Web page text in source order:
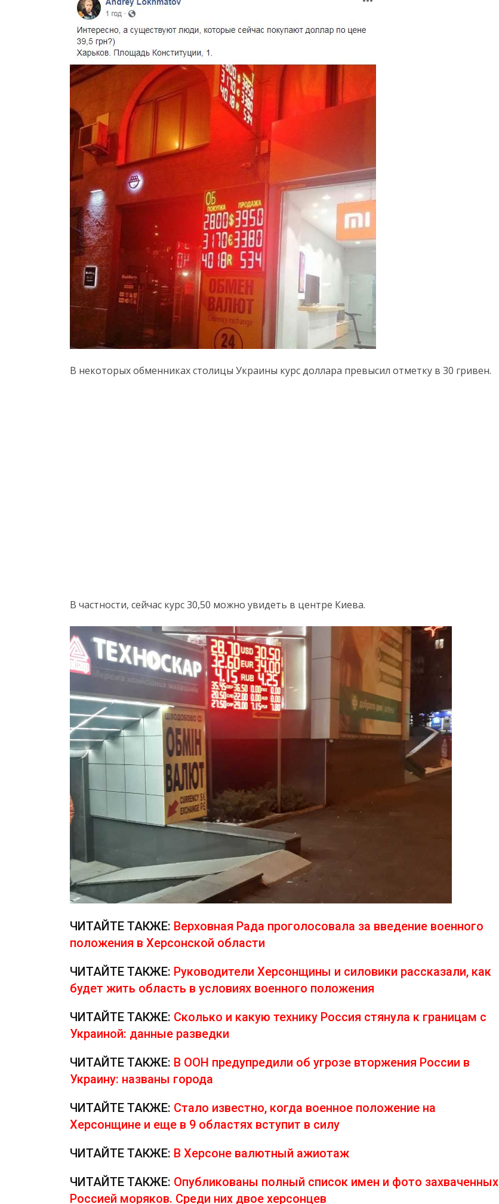
В некоторых обменниках столицы Украины курс доллара превысил отметку в 30 гривен.
В частности, сейчас курс 30,50 можно увидеть в центре Киева.
ЧИТАЙТЕ ТАКЖЕ: Верховная Рада проголосовала за введение военного
положения в Херсонской области
ЧИТАЙТЕ ТАКЖЕ: Руководители Херсонщины и силовики рассказали, как
будет жить область в условиях военного положения
ЧИТАЙТЕ ТАКЖЕ: Сколько и какую технику Россия стянула к границам с
Украиной: данные разведки
ЧИТАЙТЕ ТАКЖЕ: В ООН предупредили об угрозе вторжения России в
Украину: названы города
ЧИТАЙТЕ ТАКЖЕ: Стало известно, когда военное положение на
Херсонщине и еще в 9 областях вступит в силу
ЧИТАЙТЕ ТАКЖЕ: В Херсоне валютный ажиотаж
ЧИТАЙТЕ ТАКЖЕ: Опубликованы полный список имен и фото захваченных
Россией моряков. Среди них двое херсонцев